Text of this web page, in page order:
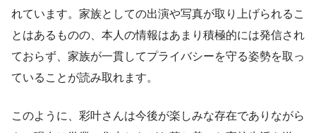
れています。家族としての出演や写真が取り上げられるこ
とはあるものの、本人の情報はあまり積極的には発信され
ておらず、家族が一貫してプライバシーを守る姿勢を取っ
ていることが読み取れます。
このように、彩叶さんは今後が楽しみな存在でありながら